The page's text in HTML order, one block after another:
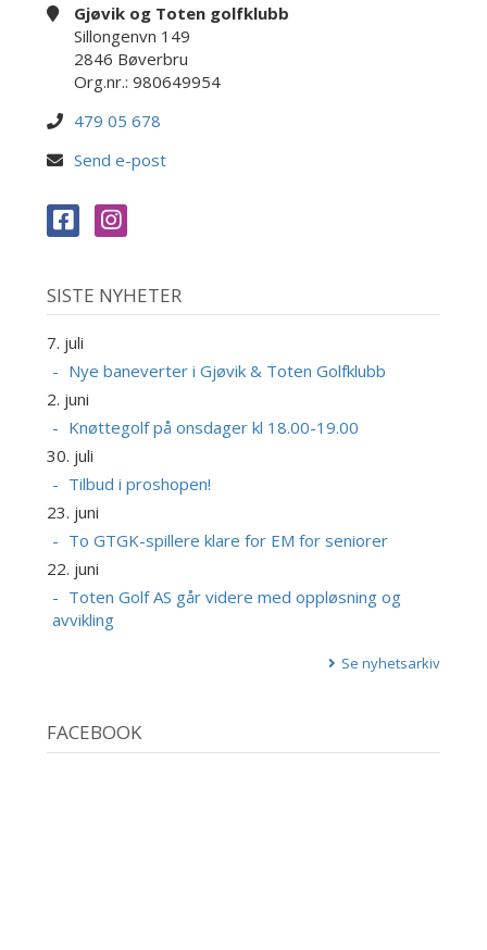
Gjøvik og Toten golfklubb
Sillongenvn 149
2846 Bøverbru
Org.nr.: 980649954
479 05 678
Send e-post
SISTE NYHETER
7. juli
Nye baneverter i Gjøvik & Toten Golfklubb
2. juni
Knøttegolf på onsdager kl 18.00-19.00
30. juli
Tilbud i proshopen!
23. juni
To GTGK-spillere klare for EM for seniorer
22. juni
Toten Golf AS går videre med oppløsning og
avvikling
Se nyhetsarkiv
FACEBOOK